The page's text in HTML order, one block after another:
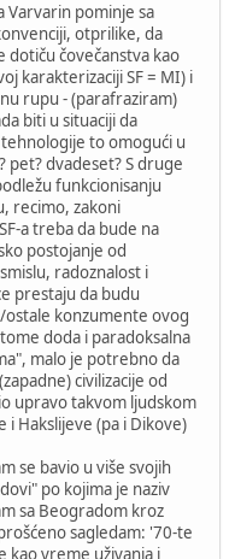
Varvarin pominje sa
otprilike, da
dotiču čovečanstva kao
karakterizaciji SF = MI) i
rupu - (parafraziram)
biti u situaciji da
to omogući u
pet? dvadeset? S druge
funkcionisanju
recimo, zakoni
a treba da bude na
postojanje od
radoznalost i
prestaju da budu
ostale konzumente ovog
doda i paradoksalna
malo je potrebno da
civilizacije od
upravo takvom ljudskom
i Hakslijeve (pa i Dikove)
se bavio u više svojih
po kojima je naziv
sa Beogradom kroz
sagledam: '70-te